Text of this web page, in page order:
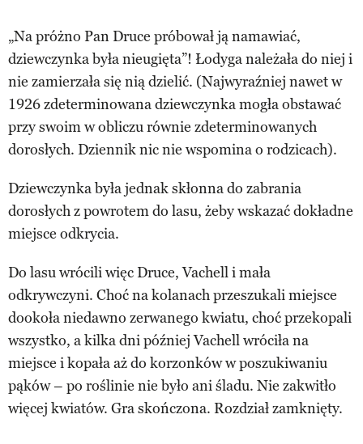
„Na próżno Pan Druce próbował ją namawiać,
dziewczynka była nieugięta”! Łodyga należała do niej i
nie zamierzała się nią dzielić. (Najwyraźniej nawet w
1926 zdeterminowana dziewczynka mogła obstawać
przy swoim w obliczu równie zdeterminowanych
dorosłych. Dziennik nic nie wspomina o rodzicach).
Dziewczynka była jednak skłonna do zabrania
dorosłych z powrotem do lasu, żeby wskazać dokładne
miejsce odkrycia.
Do lasu wrócili więc Druce, Vachell i mała
odkrywczyni. Choć na kolanach przeszukali miejsce
dookoła niedawno zerwanego kwiatu, choć przekopali
wszystko, a kilka dni później Vachell wróciła na
miejsce i kopała aż do korzonków w poszukiwaniu
pąków – po roślinie nie było ani śladu. Nie zakwitło
więcej kwiatów. Gra skończona. Rozdział zamknięty.